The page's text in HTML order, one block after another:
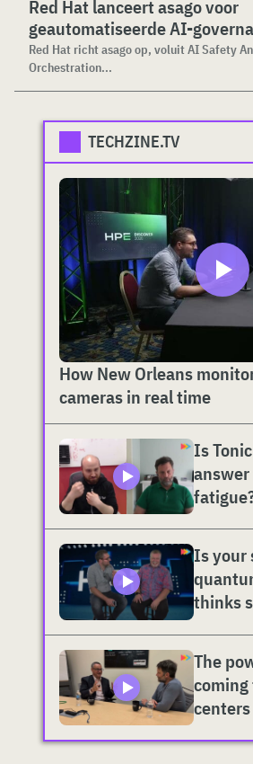
Red Hat lanceert asago voor
geautomatiseerde AI-
Red Hat richt asago op, voluit AI Safety
Orchestration...
TECHZINE.TV
How New Orleans
cameras in real time
Is
Is your
thinks
The
centers